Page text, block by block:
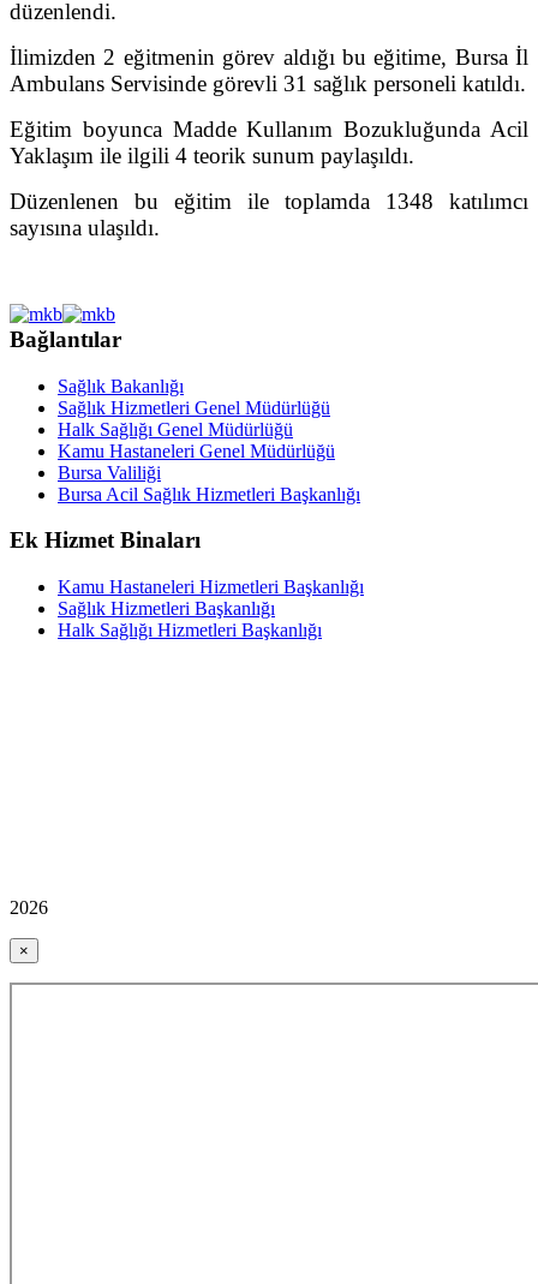
düzenlendi.
İlimizden 2 eğitmenin görev aldığı bu eğitime, Bursa İl
Ambulans Servisinde görevli 31 sağlık personeli katıldı.
Eğitim boyunca Madde Kullanım Bozukluğunda Acil
Yaklaşım ile ilgili 4 teorik sunum paylaşıldı.
Düzenlenen bu eğitim ile toplamda 1348 katılımcı
sayısına ulaşıldı.
Bağlantılar
Sağlık Bakanlığı
Sağlık Hizmetleri Genel Müdürlüğü
Halk Sağlığı Genel Müdürlüğü
Kamu Hastaneleri Genel Müdürlüğü
Bursa Valiliği
Bursa Acil Sağlık Hizmetleri Başkanlığı
Ek Hizmet Binaları
Kamu Hastaneleri Hizmetleri Başkanlığı
Sağlık Hizmetleri Başkanlığı
Halk Sağlığı Hizmetleri Başkanlığı
2026
×